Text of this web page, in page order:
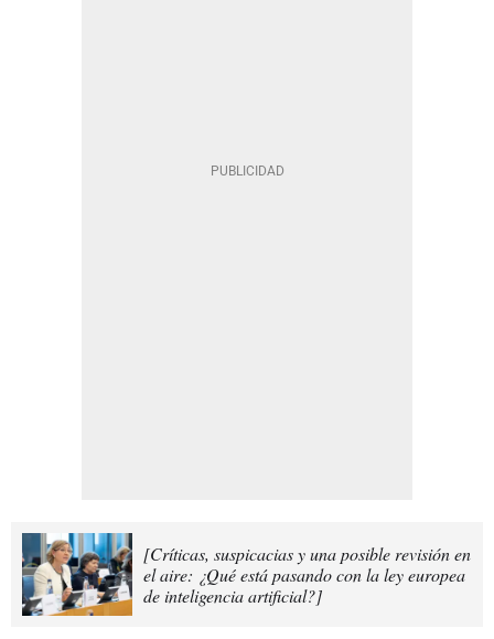
[Críticas, suspicacias y una posible revisión en
el aire: ¿Qué está pasando con la ley europea
de inteligencia artificial?]